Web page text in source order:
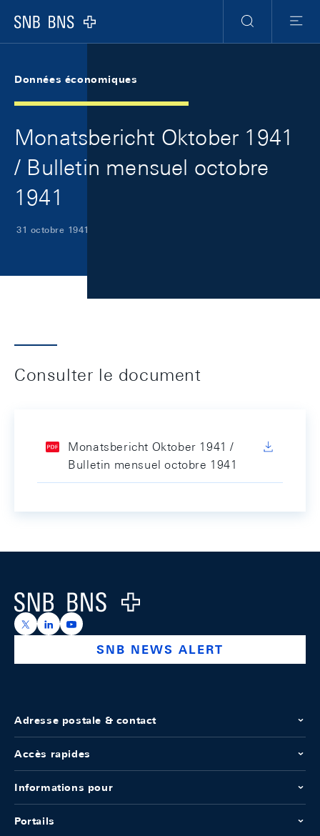
Logo
RechercheMenu
Données économiques
Monatsbericht Oktober 1941
/ Bulletin mensuel octobre
1941
31 octobre 1941
Consulter le document
Monatsbericht Oktober 1941 /
Bulletin mensuel octobre 1941
Logo
https://x.com/snb_bns
https://ch.linkedin.com/company/swiss-national-
https://www.youtube.com/@swissnationalbank
SNB NEWS ALERT
Adresse postale & contact
Accès rapides
Informations pour
Portails